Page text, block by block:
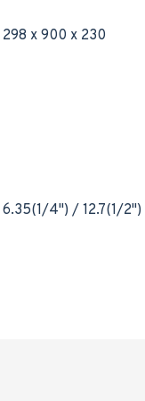
298 x 900 x 230
6.35(1/4") / 12.7(1/2")